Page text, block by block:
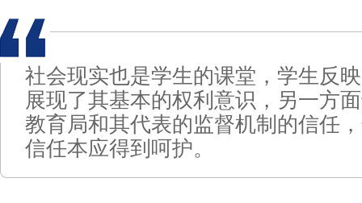
社会现实也是学生的课堂，学生反
展现了其基本的权利意识，另一方
教育局和其代表的监督机制的信任
信任本应得到呵护。